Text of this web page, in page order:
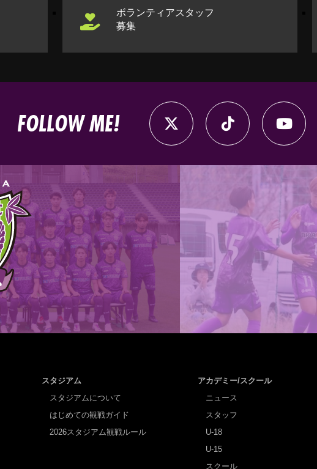
ボランティアスタッフ
募集
FOLLOW ME!
スタジアム
スタジアムについて
はじめての観戦ガイド
2026スタジアム観戦ルール
アカデミー/スクール
ニュース
スタッフ
U-18
U-15
スクール